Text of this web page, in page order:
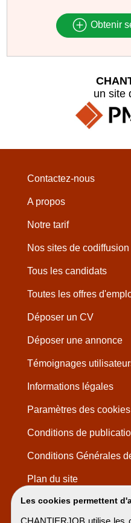
Obtenir
Les cookies permettent
CHANTIERJOB utilise les
un site
Contactez-nous
A propos
Notre tarif
Nos sites de codiffusion
Tous les candidats
Toutes les offres
Déposer un CV
Déposer une annonce
Témoignages
Informations légales
Paramètres des cookies
Conditions de
Conditions Générales
Plan du site